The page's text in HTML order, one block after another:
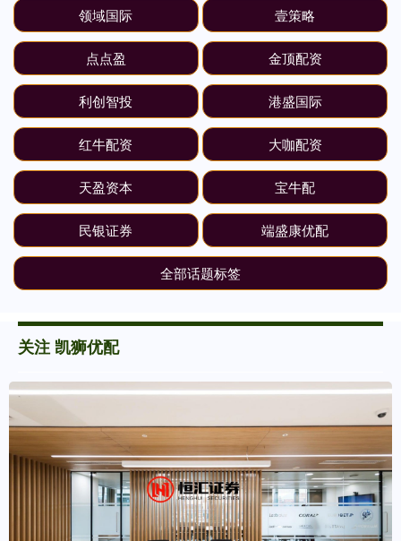
领域国际 壹策略
点点盈 金顶配资
利创智投 港盛国际
红牛配资 大咖配资
天盈资本 宝牛配
民银证券 端盛康优配
全部话题标签
关注 凯狮优配